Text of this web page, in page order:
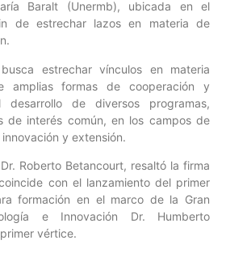
Baralt (Unermb), ubicada en el
de estrechar lazos en materia de
estrechar vínculos en materia
amplias formas de cooperación y
desarrollo de diversos programas,
de interés común, en los campos de
y extensión.
Roberto Betancourt, resaltó la firma
con el lanzamiento del primer
formación en el marco de la Gran
e Innovación Dr. Humberto
vértice.